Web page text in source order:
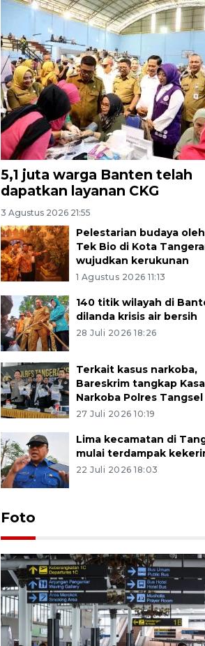
5,1 juta warga Banten telah
dapatkan layanan CKG
3 Agustus 2026 21:55
Pelestarian budaya
Tek Bio di Kota
wujudkan kerukunan
1 Agustus 2026 11:13
140 titik wilayah di
dilanda krisis air bersih
28 Juli 2026 18:26
Terkait kasus narkoba,
Bareskrim tangkap
Narkoba Polres Tangsel
27 Juli 2026 10:19
Lima kecamatan di
mulai terdampak
22 Juli 2026 18:03
Foto